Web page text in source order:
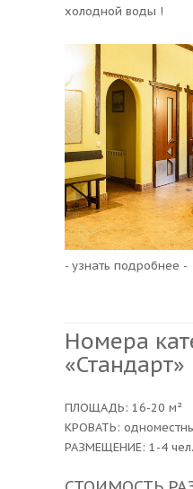
холодной воды !
- узнать подробнее -
Номера
«Стандарт»
ПЛОЩАДЬ: 16-20 м²
КРОВАТЬ:
РАЗМЕЩЕНИЕ: 1-4 чел.